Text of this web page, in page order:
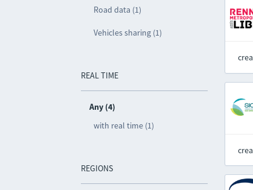
Road data (1)
Vehicles sharing (1)
REAL TIME
Any (4)
with real time (1)
REGIONS